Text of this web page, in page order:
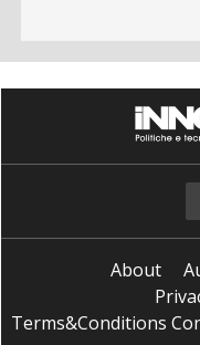
About
Terms&Conditions